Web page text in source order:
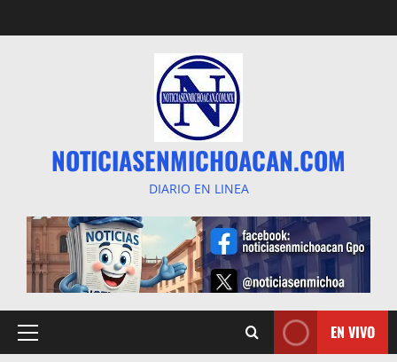
al
NOTICIASENMICHOACAN.COM
DIARIO EN LINEA
Menú
EN VIVO